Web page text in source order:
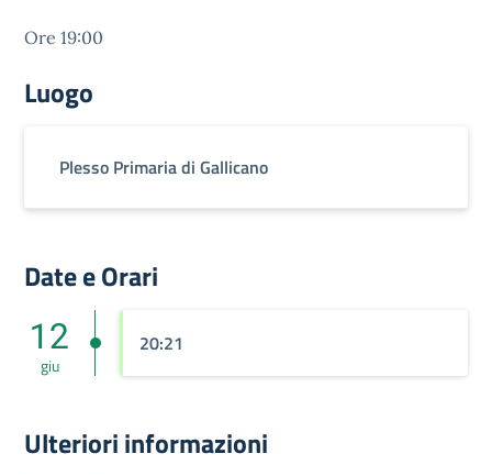
Ore 19:00
Luogo
Plesso Primaria di Gallicano
Date e Orari
12
giu
20:21
Ulteriori informazioni